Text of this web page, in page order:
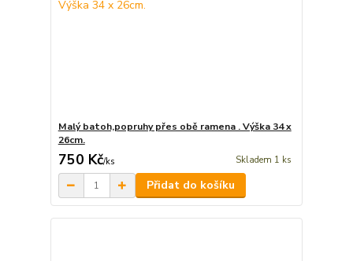
Malý batoh,popruhy přes obě ramena . Výška 34 x
26cm.
750 Kč/ks Skladem 1 ks
Přidat do košíku